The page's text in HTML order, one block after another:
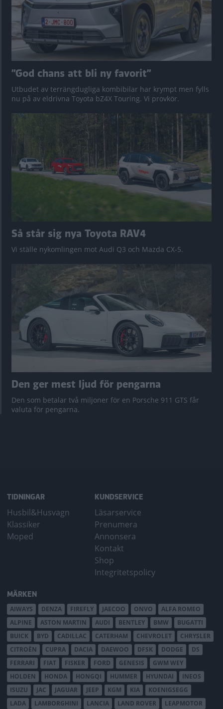
”God chans att bli ny favorit”
Utbudet av terrängdugliga kombibilar har krympt men fylls
nu på av eldrivna Toyota bZ4X Touring. Vi provkör.
Så står sig nya Toyota RAV4
Vi ställe nykomlingen mot Audi Q3 och Mazda CX-5.
Den ger mest ljud för pengarna
Den som betalar två miljoner för en Porsche 911 GTS får
valuta för pengarna.
TIDNINGAR
Husbil&Husvagn
Klassiker
Moped
KUNDSERVICE
Läsarservice
Prenumera
Annonsera
Kontakt
Shop
Integritetspolicy
MÄRKEN
AIWAYS DENZA FIREFLY JAECOO ONVO
ALFA ROMEO
ALPINE
ASTON MARTIN AUDI BENTLEY BMW
BUGATTI
BUICK
BYD CADILLAC CATERHAM CHEVROLET
CHRYSLER
CITROËN
CUPRA DACIA DAEWOO DFSK DODGE
DS
FERRARI
FIAT FISKER FORD GENESIS
GWM WEY
HOLDEN
HONDA HONGQI HUMMER HYUNDAI
INEOS
ISUZU
JAC JAGUAR JEEP KGM KIA
KOENIGSEGG
LADA
LAMBORGHINI LANCIA LAND ROVER LEAPMOTOR